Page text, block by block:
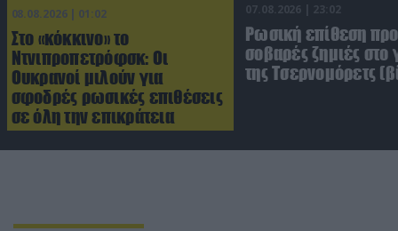
08.08.2026 | 01:02
Στο «κόκκινο» το
Ντνιπροπετρόφσκ: Οι
Ουκρανοί μιλούν για
σφοδρές ρωσικές επιθέσεις
σε όλη την επικράτεια
07.08.2026 | 23:02
Ρωσική επίθεση
σοβαρές ζημιές στο
της Τσερνομόρετς